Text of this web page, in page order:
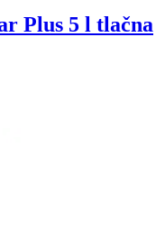
Plus 5 l tlačna